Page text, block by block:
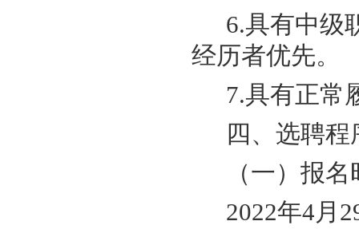
6.具有中级
经历者优先。
7.具有正常
四、选聘程
（一）报
2022年4月